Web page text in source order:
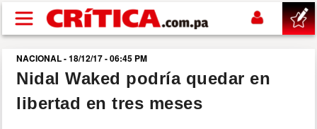
Pasar al contenido principal
buscar
SUCESOS
NACIONAL - 18/12/17 - 06:45 PM
Nidal Waked podría quedar en
libertad en tres meses